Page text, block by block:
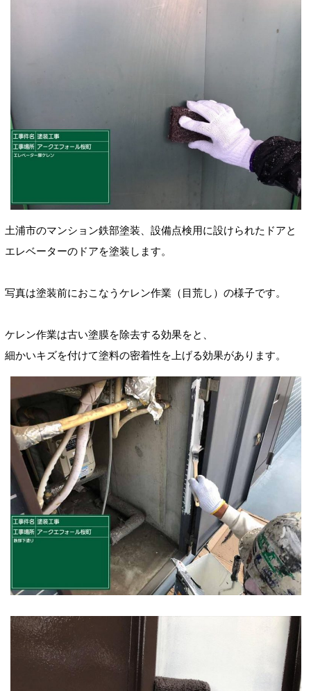
土浦市のマンション鉄部塗装、設備点検用に設けられたドアと
エレベーターのドアを塗装します。
写真は塗装前におこなうケレン作業（目荒し） の様子です。
ケレン作業は古い塗膜を除去する効果をと、
細かいキズを付けて塗料の密着性を上げる効果があります。